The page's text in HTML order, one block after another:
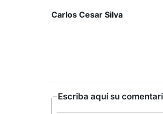
Carlos Cesar Silva
Escriba aquí su